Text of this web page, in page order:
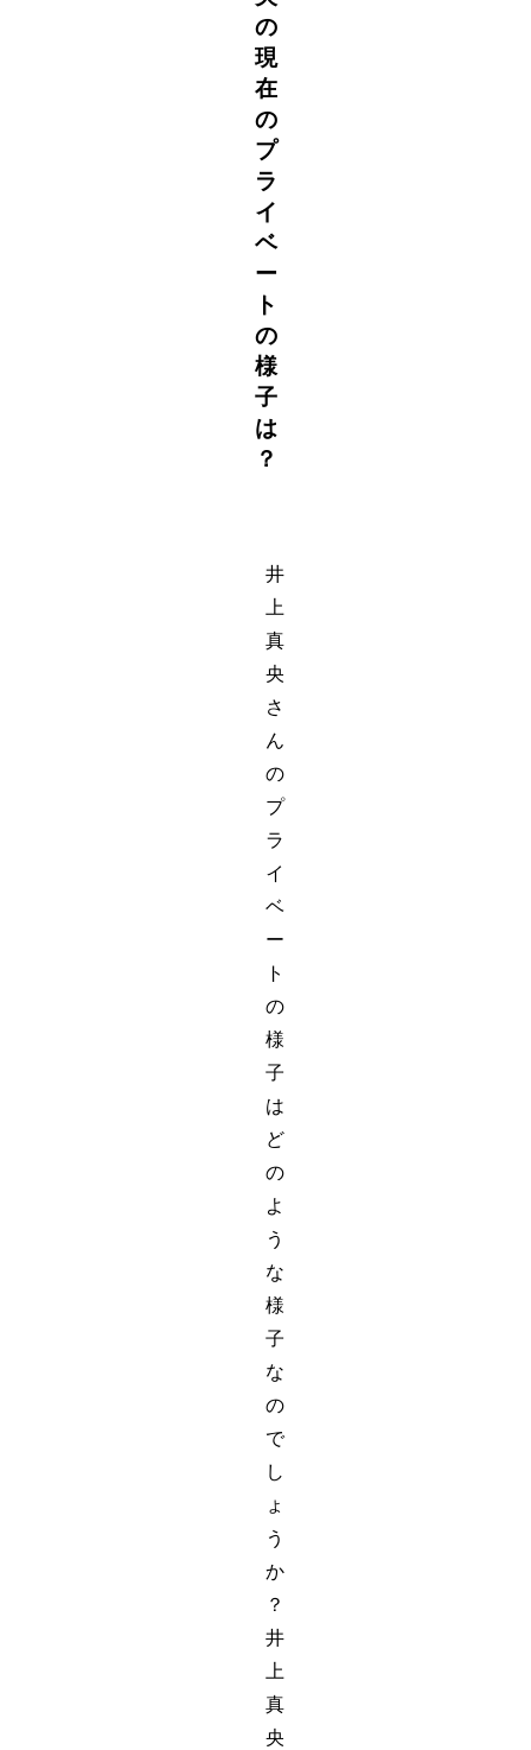
の
現
在
の
プ
ラ
イ
ベ
ー
ト
の
様
子
は
？
井
上
真
央
さ
ん
の
プ
ラ
イ
ベ
ー
ト
の
様
子
は
ど
の
よ
う
な
様
子
な
の
で
し
ょ
う
か
？
井
上
真
央